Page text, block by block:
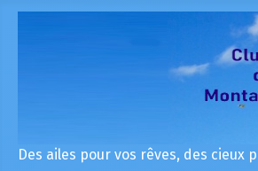
Des ailes pour vos rêves, des cieux